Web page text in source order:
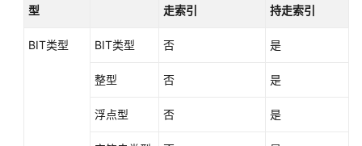
型
走索引
持走索引
BIT类型 BIT类型 否 是
整型 否 是
浮点型 否 是